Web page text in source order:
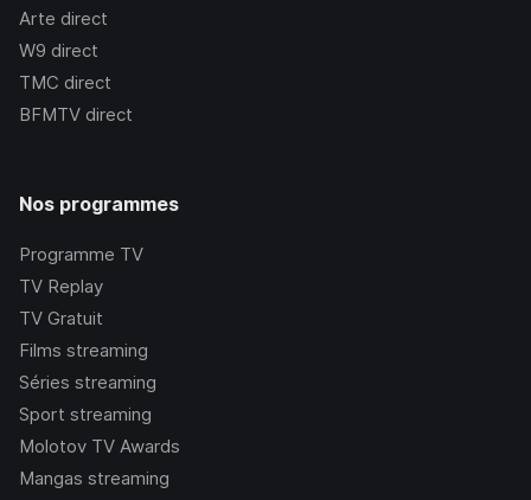
Arte direct
W9 direct
TMC direct
BFMTV direct
Nos programmes
Programme TV
TV Replay
TV Gratuit
Films streaming
Séries streaming
Sport streaming
Molotov TV Awards
Mangas streaming